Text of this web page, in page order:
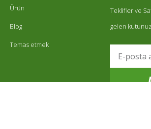
Ürün
Blog
Temas etmek
Teklifler ve
gelen